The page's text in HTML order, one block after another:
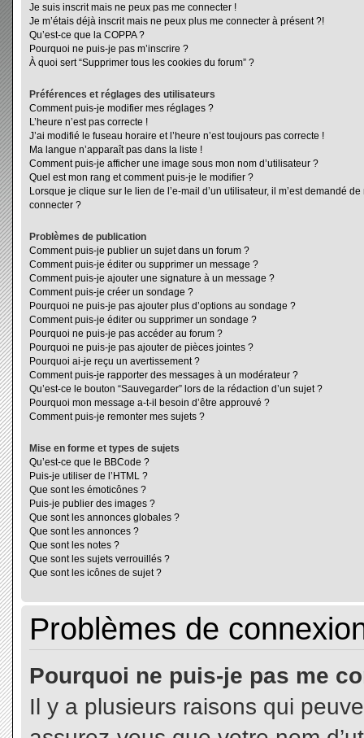
Je suis inscrit mais ne peux pas me connecter !
Je m’étais déjà inscrit mais ne peux plus me connecter à présent ?!
Qu’est-ce que la COPPA ?
Pourquoi ne puis-je pas m’inscrire ?
À quoi sert “Supprimer tous les cookies du forum” ?
Préférences et réglages des utilisateurs
Comment puis-je modifier mes réglages ?
L’heure n’est pas correcte !
J’ai modifié le fuseau horaire et l’heure n’est toujours pas correcte !
Ma langue n’apparaît pas dans la liste !
Comment puis-je afficher une image sous mon nom d’utilisateur ?
Quel est mon rang et comment puis-je le modifier ?
Lorsque je clique sur le lien de l’e-mail d’un utilisateur, il m’est demandé de
connecter ?
Problèmes de publication
Comment puis-je publier un sujet dans un forum ?
Comment puis-je éditer ou supprimer un message ?
Comment puis-je ajouter une signature à un message ?
Comment puis-je créer un sondage ?
Pourquoi ne puis-je pas ajouter plus d’options au sondage ?
Comment puis-je éditer ou supprimer un sondage ?
Pourquoi ne puis-je pas accéder au forum ?
Pourquoi ne puis-je pas ajouter de pièces jointes ?
Pourquoi ai-je reçu un avertissement ?
Comment puis-je rapporter des messages à un modérateur ?
Qu’est-ce le bouton “Sauvegarder” lors de la rédaction d’un sujet ?
Pourquoi mon message a-t-il besoin d’être approuvé ?
Comment puis-je remonter mes sujets ?
Mise en forme et types de sujets
Qu’est-ce que le BBCode ?
Puis-je utiliser de l’HTML ?
Que sont les émoticônes ?
Puis-je publier des images ?
Que sont les annonces globales ?
Que sont les annonces ?
Que sont les notes ?
Que sont les sujets verrouillés ?
Que sont les icônes de sujet ?
Problèmes de
Pourquoi ne puis-je pas me
Il y a plusieurs raisons qui